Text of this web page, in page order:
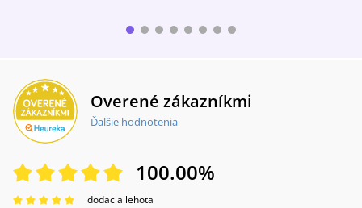
Overené zákazníkmi
Ďalšie hodnotenia
100.00%
dodacia lehota